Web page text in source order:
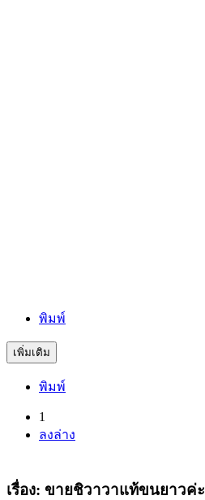
พิมพ์
เพิ่มเติม
พิมพ์
1
ลงล่าง
เรื่อง: ขายชิวาวาแท้ขนยาวค่ะ